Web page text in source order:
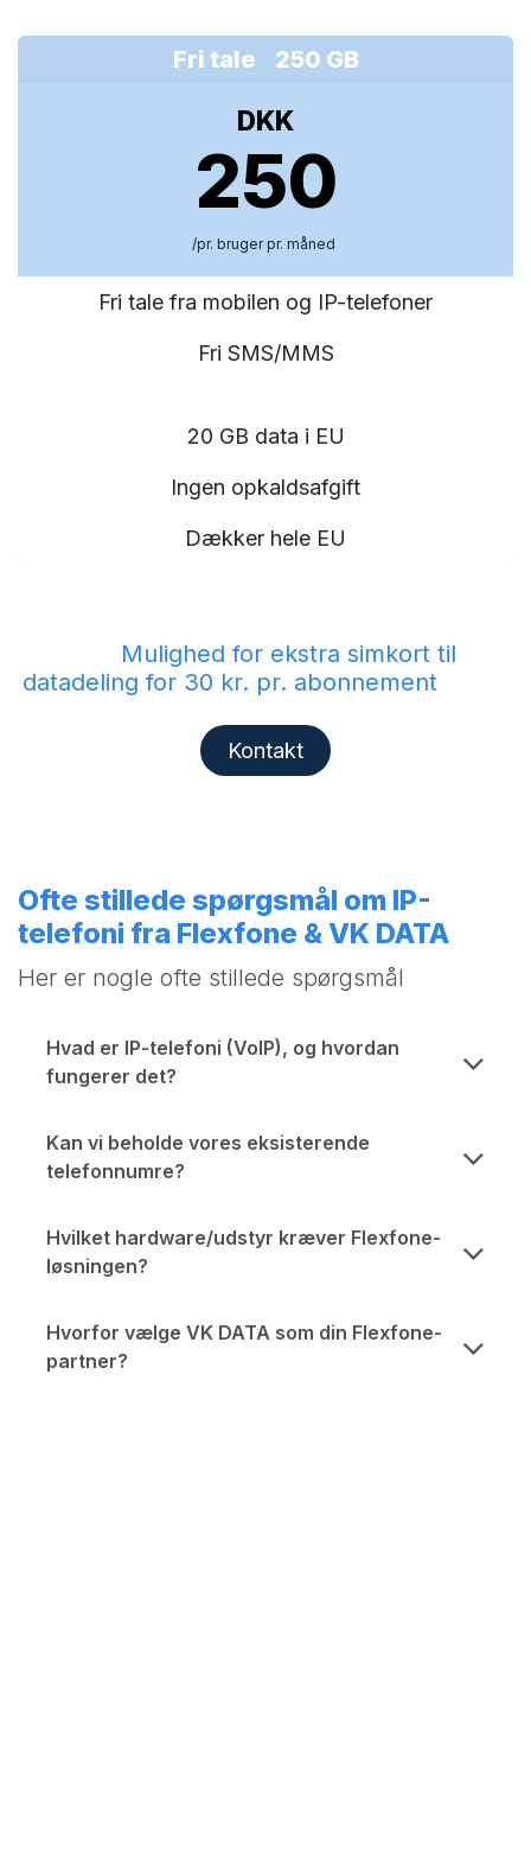
Fri tale 250 GB
DKK
250
/pr. bruger pr. måned
Fri tale fra mobilen og IP-telefoner
Fri SMS/MMS
20 GB data i EU
Ingen opkaldsafgift
Dækker hele EU
Mulighed for ekstra simkort til
datadeling for 30 kr. pr. abonnement
Kontakt
Ofte stillede spørgsmål om IP-
telefoni fra Flexfone & VK DATA
Her er nogle ofte stillede spørgsmål
Hvad er IP-telefoni (VoIP), og hvordan
fungerer det?
Kan vi beholde vores eksisterende
telefonnumre?
Hvilket hardware/udstyr kræver Flexfone-
løsningen?
Hvorfor vælge VK DATA som din Flexfone-
partner?